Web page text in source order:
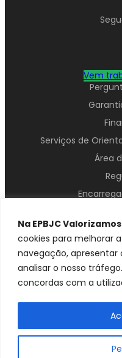
Na EPBJC
cookies para melhorar
navegação, apresentar
analisar o nosso
concordas com a
Vem
Serviços de
Área
Política de